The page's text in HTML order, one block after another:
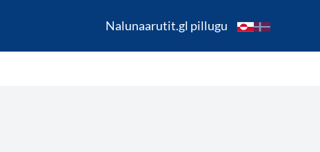
Nalunaarutit.gl pillugu